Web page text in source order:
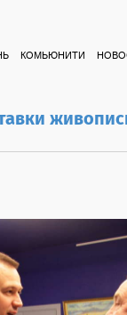
КОМЬЮНИТИ